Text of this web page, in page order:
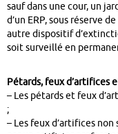
sauf dans une cour, un
d’un ERP, sous réserve
autre dispositif
soit surveillé en
Pétards, feux d’artifices
– Les pétards et feux
;
– Les feux d’artifices